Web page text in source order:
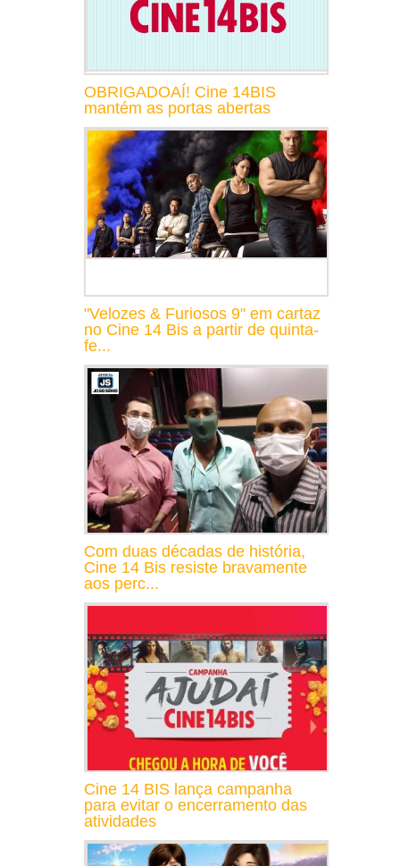
OBRIGADOAÍ! Cine 14BIS
mantém as portas abertas
"Velozes & Furiosos 9" em cartaz
no Cine 14 Bis a partir de quinta-
fe...
Com duas décadas de história,
Cine 14 Bis resiste bravamente
aos perc...
Cine 14 BIS lança campanha
para evitar o encerramento das
atividades